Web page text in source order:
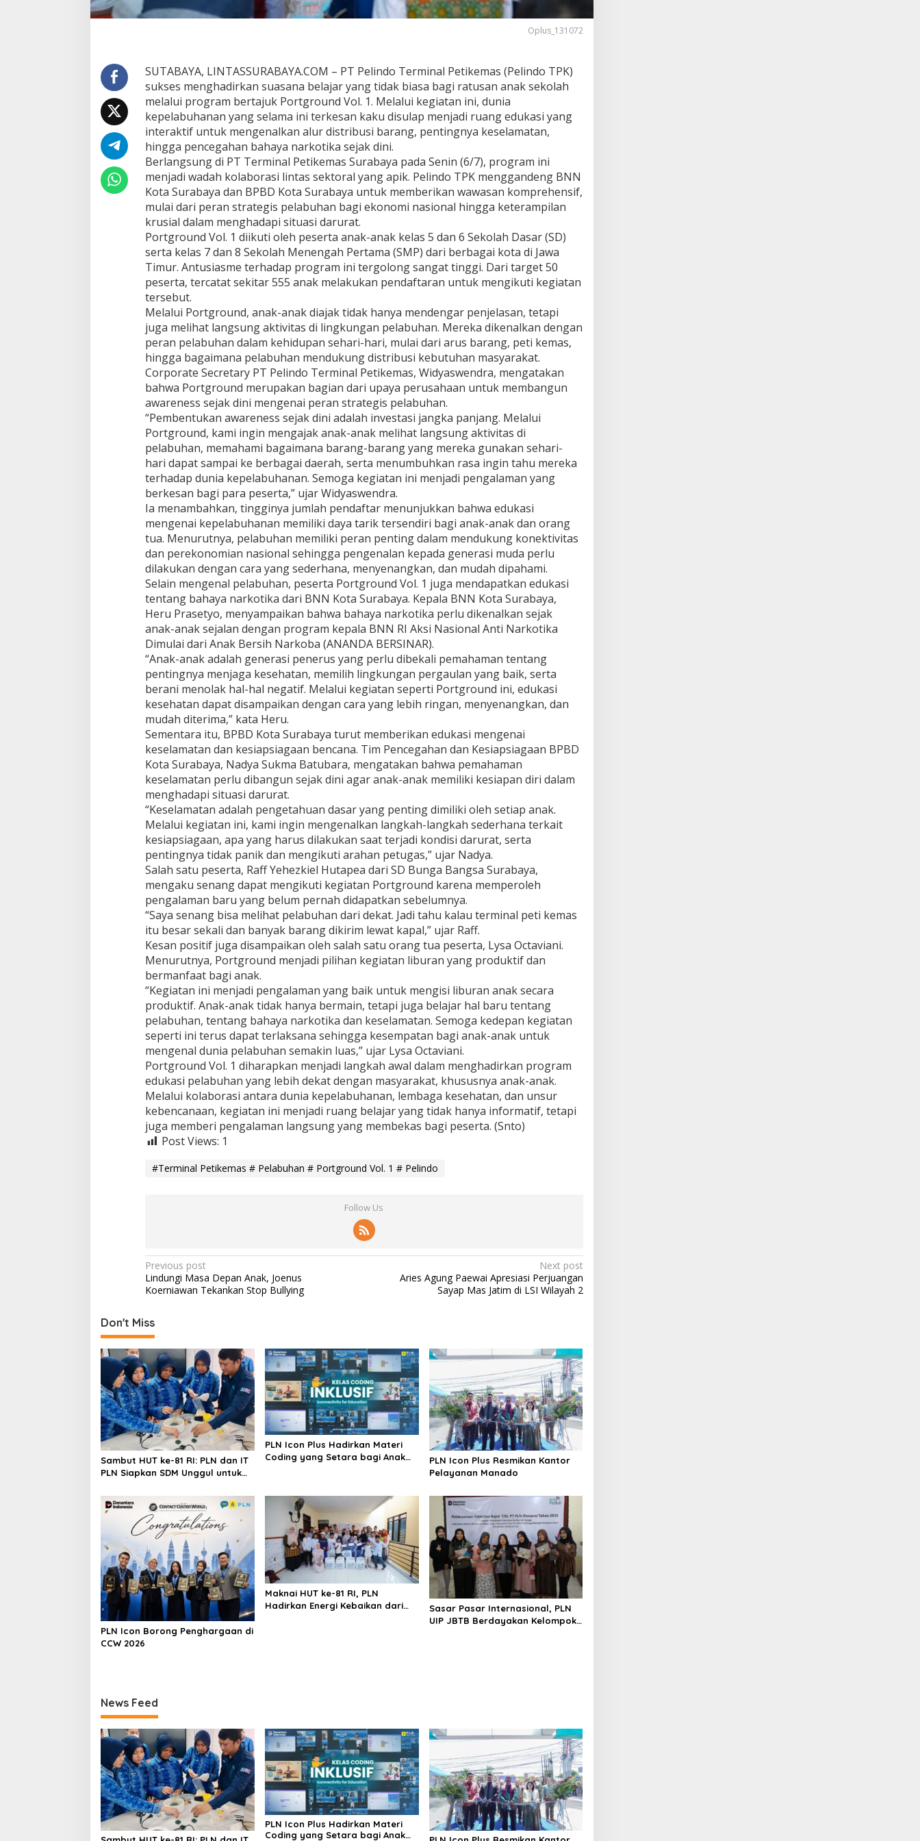
1
A
A
n
a
k
M
e
n
g
e
n
a
l
L
o
g
i
s
t
k
d
a
n
K
e
s
e
l
a
m
a
t
a
n
Oplus_131072
SUTABAYA, LINTASSURABAYA.COM – PT Pelindo Terminal Petikemas (Pelindo TPK)
sukses menghadirkan suasana belajar yang tidak biasa bagi ratusan anak sekolah
melalui program bertajuk Portground Vol. 1. Melalui kegiatan ini, dunia
kepelabuhanan yang selama ini terkesan kaku disulap menjadi ruang edukasi yang
interaktif untuk mengenalkan alur distribusi barang, pentingnya keselamatan,
hingga pencegahan bahaya narkotika sejak dini.
Berlangsung di PT Terminal Petikemas Surabaya pada Senin (6/7), program ini
menjadi wadah kolaborasi lintas sektoral yang apik. Pelindo TPK menggandeng BNN
Kota Surabaya dan BPBD Kota Surabaya untuk memberikan wawasan komprehensif,
mulai dari peran strategis pelabuhan bagi ekonomi nasional hingga keterampilan
krusial dalam menghadapi situasi darurat.
Portground Vol. 1 diikuti oleh peserta anak-anak kelas 5 dan 6 Sekolah Dasar (SD)
serta kelas 7 dan 8 Sekolah Menengah Pertama (SMP) dari berbagai kota di Jawa
Timur. Antusiasme terhadap program ini tergolong sangat tinggi. Dari target 50
peserta, tercatat sekitar 555 anak melakukan pendaftaran untuk mengikuti kegiatan
tersebut.
Melalui Portground, anak-anak diajak tidak hanya mendengar penjelasan, tetapi
juga melihat langsung aktivitas di lingkungan pelabuhan. Mereka dikenalkan dengan
peran pelabuhan dalam kehidupan sehari-hari, mulai dari arus barang, peti kemas,
hingga bagaimana pelabuhan mendukung distribusi kebutuhan masyarakat.
Corporate Secretary PT Pelindo Terminal Petikemas, Widyaswendra, mengatakan
bahwa Portground merupakan bagian dari upaya perusahaan untuk membangun
awareness sejak dini mengenai peran strategis pelabuhan.
“Pembentukan awareness sejak dini adalah investasi jangka panjang. Melalui
Portground, kami ingin mengajak anak-anak melihat langsung aktivitas di
pelabuhan, memahami bagaimana barang-barang yang mereka gunakan sehari-
hari dapat sampai ke berbagai daerah, serta menumbuhkan rasa ingin tahu mereka
terhadap dunia kepelabuhanan. Semoga kegiatan ini menjadi pengalaman yang
berkesan bagi para peserta,” ujar Widyaswendra.
Ia menambahkan, tingginya jumlah pendaftar menunjukkan bahwa edukasi
mengenai kepelabuhanan memiliki daya tarik tersendiri bagi anak-anak dan orang
tua. Menurutnya, pelabuhan memiliki peran penting dalam mendukung konektivitas
dan perekonomian nasional sehingga pengenalan kepada generasi muda perlu
dilakukan dengan cara yang sederhana, menyenangkan, dan mudah dipahami.
Selain mengenal pelabuhan, peserta Portground Vol. 1 juga mendapatkan edukasi
tentang bahaya narkotika dari BNN Kota Surabaya. Kepala BNN Kota Surabaya,
Heru Prasetyo, menyampaikan bahwa bahaya narkotika perlu dikenalkan sejak
anak-anak sejalan dengan program kepala BNN RI Aksi Nasional Anti Narkotika
Dimulai dari Anak Bersih Narkoba (ANANDA BERSINAR).
“Anak-anak adalah generasi penerus yang perlu dibekali pemahaman tentang
pentingnya menjaga kesehatan, memilih lingkungan pergaulan yang baik, serta
berani menolak hal-hal negatif. Melalui kegiatan seperti Portground ini, edukasi
kesehatan dapat disampaikan dengan cara yang lebih ringan, menyenangkan, dan
mudah diterima,” kata Heru.
Sementara itu, BPBD Kota Surabaya turut memberikan edukasi mengenai
keselamatan dan kesiapsiagaan bencana. Tim Pencegahan dan Kesiapsiagaan BPBD
Kota Surabaya, Nadya Sukma Batubara, mengatakan bahwa pemahaman
keselamatan perlu dibangun sejak dini agar anak-anak memiliki kesiapan diri dalam
menghadapi situasi darurat.
“Keselamatan adalah pengetahuan dasar yang penting dimiliki oleh setiap anak.
Melalui kegiatan ini, kami ingin mengenalkan langkah-langkah sederhana terkait
kesiapsiagaan, apa yang harus dilakukan saat terjadi kondisi darurat, serta
pentingnya tidak panik dan mengikuti arahan petugas,” ujar Nadya.
Salah satu peserta, Raff Yehezkiel Hutapea dari SD Bunga Bangsa Surabaya,
mengaku senang dapat mengikuti kegiatan Portground karena memperoleh
pengalaman baru yang belum pernah didapatkan sebelumnya.
“Saya senang bisa melihat pelabuhan dari dekat. Jadi tahu kalau terminal peti kemas
itu besar sekali dan banyak barang dikirim lewat kapal,” ujar Raff.
Kesan positif juga disampaikan oleh salah satu orang tua peserta, Lysa Octaviani.
Menurutnya, Portground menjadi pilihan kegiatan liburan yang produktif dan
bermanfaat bagi anak.
“Kegiatan ini menjadi pengalaman yang baik untuk mengisi liburan anak secara
produktif. Anak-anak tidak hanya bermain, tetapi juga belajar hal baru tentang
pelabuhan, tentang bahaya narkotika dan keselamatan. Semoga kedepan kegiatan
seperti ini terus dapat terlaksana sehingga kesempatan bagi anak-anak untuk
mengenal dunia pelabuhan semakin luas,” ujar Lysa Octaviani.
Portground Vol. 1 diharapkan menjadi langkah awal dalam menghadirkan program
edukasi pelabuhan yang lebih dekat dengan masyarakat, khususnya anak-anak.
Melalui kolaborasi antara dunia kepelabuhanan, lembaga kesehatan, dan unsur
kebencanaan, kegiatan ini menjadi ruang belajar yang tidak hanya informatif, tetapi
juga memberi pengalaman langsung yang membekas bagi peserta. (Snto)
Post Views: 1
#Terminal Petikemas # Pelabuhan # Portground Vol. 1 # Pelindo
Follow Us
P
o
t
n
a
v
i
g
a
t
i
o
n
Previous post
Lindungi Masa Depan Anak, Joenus
Koerniawan Tekankan Stop Bullying
Next post
Aries Agung Paewai Apresiasi Perjuangan
Sayap Mas Jatim di LSI Wilayah 2
Don't Miss
Sambut HUT ke-81 RI: PLN dan IT
PLN Siapkan SDM Unggul untuk
PLN Icon Plus Hadirkan Materi
Coding yang Setara bagi Anak
PLN Icon Plus Resmikan Kantor
Pelayanan Manado
PLN Icon Borong Penghargaan di
CCW 2026
Maknai HUT ke-81 RI, PLN
Hadirkan Energi Kebaikan dari
Sasar Pasar Internasional, PLN
UIP JBTB Berdayakan Kelompok
News Feed
PLN Icon Plus Hadirkan Materi
Coding yang Setara bagi Anak